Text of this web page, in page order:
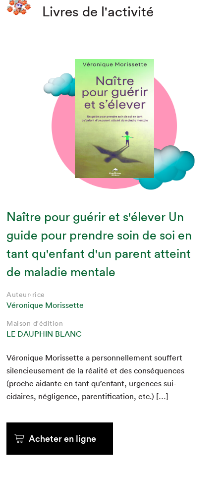
Livres de l'activité
Naître pour guérir et s'élever Un
guide pour prendre soin de soi en
tant qu'enfant d'un parent atteint
de maladie mentale
Auteur·rice
Véronique Morissette
Maison d'édition
LE DAUPHIN BLANC
Véronique Moris­sette a per­son­nelle­ment souf­fert
silen­cieuse­ment de la réal­ité et des con­séquences
(proche aidante en tant qu’enfant, urgences sui­
cidaires, nég­li­gence, par­en­tifi­ca­tion, etc.) […]
Acheter en ligne